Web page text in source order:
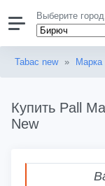
Выберите
Tabac new » Марка
Купить Pall
New